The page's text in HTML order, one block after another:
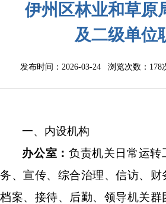
伊州区林业和草原
及二级单位
发布时间：2026-03-24 浏览次数： 178
一、内设机构
办公室 ：负责机关日常运转
务、宣传、综合治理、信访、财
档案、接待、后勤、 领导机关群